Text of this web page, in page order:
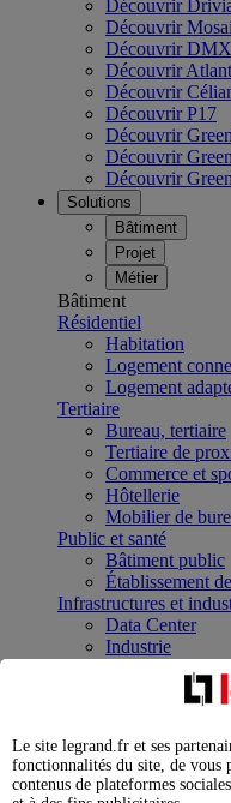
Découvrir
Découvrir
Découvrir
Découvrir
Découvrir
Découvrir P17
Découvrir
Découvrir
Découvrir
Solutions
Bâtiment
Projet
Métier
Bâtiment
Résidentiel
Habitation
Logement
Logement
Tertiaire
Bureau, tertiaire
Tertiaire de
Commerce et
Hôtellerie
Mobilier de
Public et santé
Bâtiment public
Établissement
Infrastructures et
Data Center
Industrie
Infrastructures
Contrôler et
Répartir et
Legrand Data
expertises au
Le site legrand.fr et ses
fonctionnalités du site, de vous
contenus de plateformes